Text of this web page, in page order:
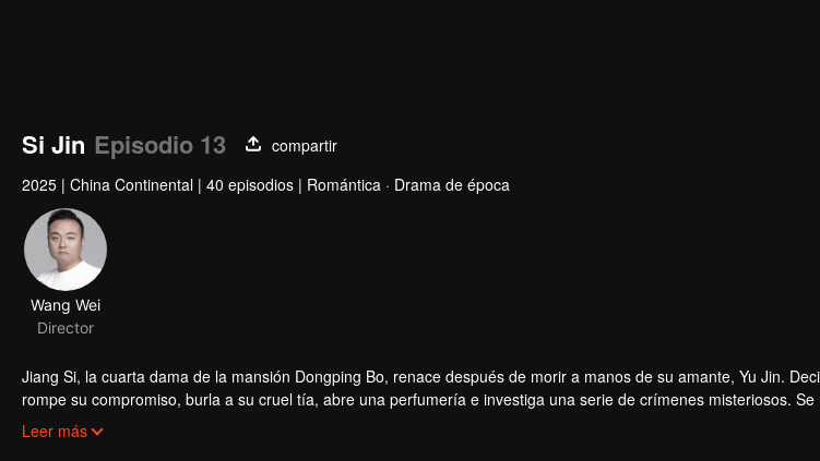
Si Jin Episodio 13
compartir
2025 | China Continental | 40 episodios | Romántica · Drama de época
Wang Wei
Director
Jiang Si, la cuarta dama de la mansión Dongping Bo, renace después de morir a manos de su amante, Yu Jin.
rompe su compromiso, burla a su cruel tía, abre una perfumería e investiga una serie de crímenes misteriosos.
su pasado no resuelto, unen fuerzas para cambiar destinos trágicos: salvar a sus hermanos y limpiar el nombre de
Leer más